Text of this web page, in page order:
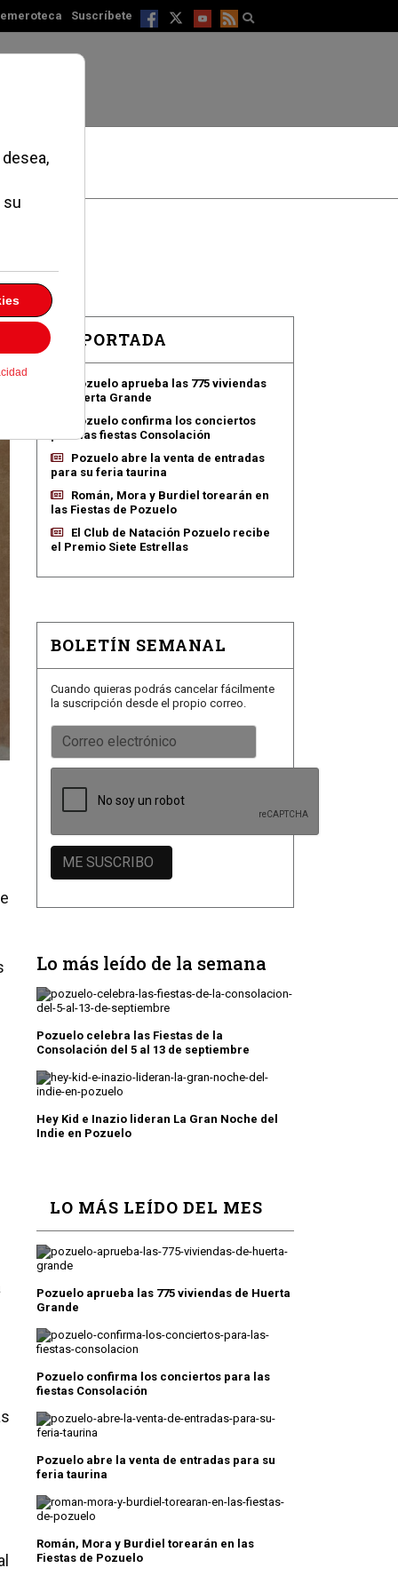
Suscríbete
EN PORTADA
Pozuelo aprueba las 775 viviendas
de Huerta Grande
Pozuelo confirma los conciertos
para las fiestas Consolación
Pozuelo abre la venta de entradas
para su feria taurina
Román, Mora y Burdiel torearán en
las Fiestas de Pozuelo
El Club de Natación Pozuelo recibe
el Premio Siete Estrellas
BOLETÍN SEMANAL
Cuando quieras podrás cancelar fácilmente
la suscripción desde el propio correo.
Lo más leído de la semana
Pozuelo celebra las Fiestas de la
Consolación del 5 al 13 de septiembre
Hey Kid e Inazio lideran La Gran Noche del
Indie en Pozuelo
LO MÁS LEÍDO DEL MES
Pozuelo aprueba las 775 viviendas de Huerta
Grande
Pozuelo confirma los conciertos para las
fiestas Consolación
Pozuelo abre la venta de entradas para su
feria taurina
Román, Mora y Burdiel torearán en las
Fiestas de Pozuelo